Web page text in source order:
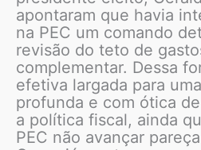
apontaram que havia
na PEC um comando
revisão do teto de
complementar. Dessa
efetiva largada para
profunda e com ótica
a política fiscal, ainda
PEC não avançar